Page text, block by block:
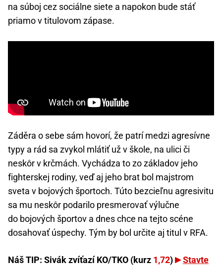
na súboj cez sociálne siete a napokon bude stáť
priamo v titulovom zápase.
Záděra o sebe sám hovorí, že patrí medzi agresívne
typy a rád sa zvykol mlátiť už v škole, na ulici či
neskôr v krčmách. Vychádza to zo základov jeho
fighterskej rodiny, veď aj jeho brat bol majstrom
sveta v bojových športoch. Túto bezcieľnu agresivitu
sa mu neskôr podarilo presmerovať výlučne
do bojových športov a dnes chce na tejto scéne
dosahovať úspechy. Tým by bol určite aj titul v RFA.
Náš TIP: Sivák zvíťazí KO/TKO (kurz 1,72)
Stavte